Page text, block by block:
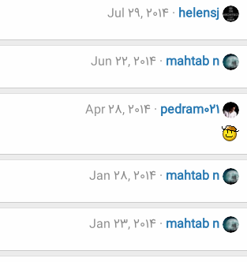
helensj
Jul 29, 2014
mahtab n
Jun 22, 2014
pedram021
Apr 28, 2014
mahtab n
Jan 28, 2014
mahtab n
Jan 23, 2014